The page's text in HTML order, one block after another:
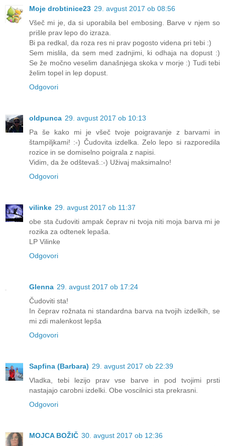
Moje drobtinice23 29. avgust 2017 ob 08:56
Všeč mi je, da si uporabila bel embosing. Barve v njem so
prišle prav lepo do izraza.
Bi pa redkal, da roza res ni prav pogosto videna pri tebi :)
Sem mislila, da sem med zadnjimi, ki odhaja na dopust :)
Se že močno veselim današnjega skoka v morje :) Tudi tebi
želim topel in lep dopust.
Odgovori
oldpunca 29. avgust 2017 ob 10:13
Pa še kako mi je všeč tvoje poigravanje z barvami in
štampiljkami! :-) Čudovita izdelka. Zelo lepo si razporedila
rozice in se domiselno poigrala z napisi.
Vidim, da že odštevaš.:-) Uživaj maksimalno!
Odgovori
vilinke 29. avgust 2017 ob 11:37
obe sta čudoviti ampak čeprav ni tvoja niti moja barva mi je
rozika za odtenek lepaša.
LP Vilinke
Odgovori
Glenna 29. avgust 2017 ob 17:24
Čudoviti sta!
In čeprav rožnata ni standardna barva na tvojih izdelkih, se
mi zdi malenkost lepša
Odgovori
Sapfina (Barbara) 29. avgust 2017 ob 22:39
Vladka, tebi lezijo prav vse barve in pod tvojimi prsti
nastajajo carobni izdelki. Obe voscilnici sta prekrasni.
Odgovori
MOJCA BOŽIČ 30. avgust 2017 ob 12:36